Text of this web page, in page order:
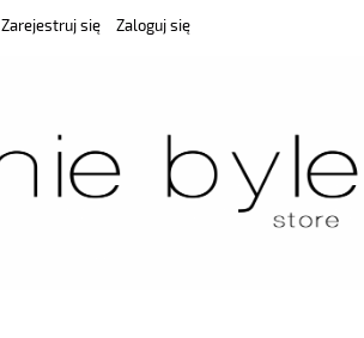
Zarejestruj się Zaloguj się